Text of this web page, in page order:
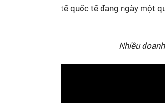
tế quốc tế đang ngày một
Nhiều